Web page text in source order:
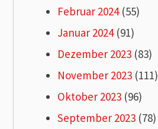
Februar 2024(55)
Januar 2024(91)
Dezember 2023 (83)
November 2023 (111)
Oktober 2023 (96)
September 2023 (78)